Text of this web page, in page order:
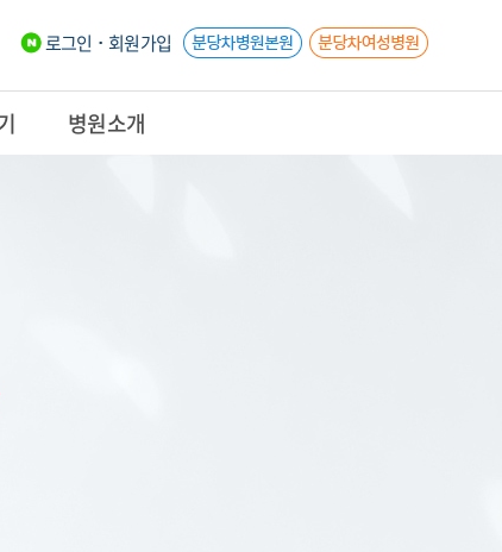
로그인 회원가입
병원소개